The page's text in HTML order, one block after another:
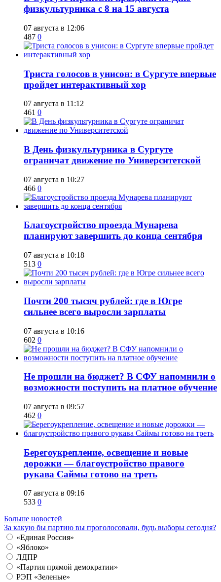
физкультурника с 8 на 15 августа
07 августа в 12:06
487 0
​Триста голосов в унисон: в Сургуте впервые
пройдет интерактивный хор
07 августа в 11:12
461 0
​В День физкультурника в Сургуте
ограничат движение по Университетской
07 августа в 10:27
466 0
Благоустройство проезда Мунарева
планируют завершить до конца сентября
07 августа в 10:18
513 0
​Почти 200 тысяч рублей: где в Югре
сильнее всего выросли зарплаты
07 августа в 10:16
602 0
Не прошли на бюджет? В СФУ напомнили о
возможности поступить на платное обучение
07 августа в 09:57
462 0
Берегоукрепление, освещение и новые
дорожки — благоустройство правого
рукава Саймы готово на треть
07 августа в 09:16
533 0
Больше новостей
За какую бы партию вы проголосовали, будь выборы сегодня?
«Единая Россия»
«Яблоко»
ЛДПР
«Партия прямой демократии»
РЭП «Зеленые»